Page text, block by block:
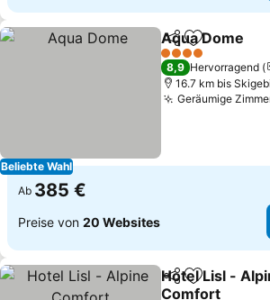
Beliebte Wahl
TeilenZu
Aqua Dome
4 Sterne
8,9 Hervorragend
16.7 km bis
Geräumige
Ab 385 €
Preise von 20 Websites
TeilenZu
Hotel Lisl -
Comfort